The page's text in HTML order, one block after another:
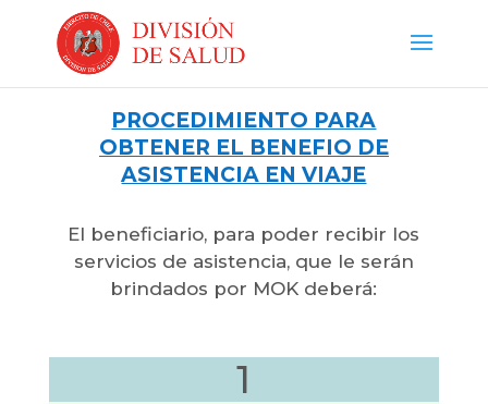
PROCEDIMIENTO PARA
OBTENER EL BENEFIO DE
ASISTENCIA EN VIAJE
El beneficiario, para poder recibir los
servicios de asistencia, que le serán
brindados por MOK deberá:
1